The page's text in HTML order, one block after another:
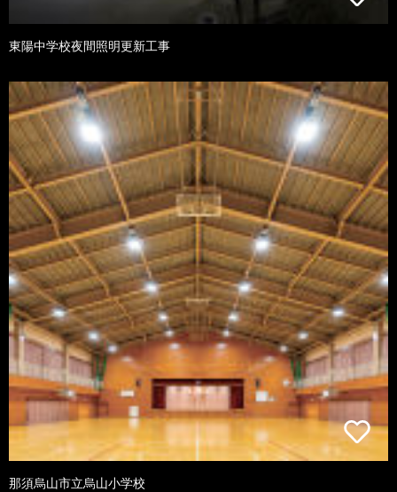
東陽中学校夜間照明更新工事
那須烏山市立烏山小学校